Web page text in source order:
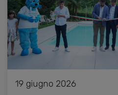
19 giugno 2026